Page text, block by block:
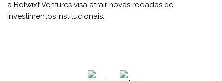
a Betwixt Ventures visa atrair novas rodadas de
investimentos institucionais.